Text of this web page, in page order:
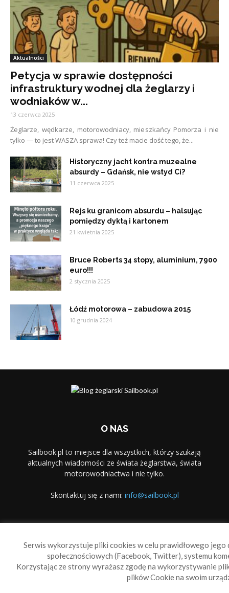
Aktualności
Petycja w sprawie dostępności
infrastruktury wodnej dla żeglarzy i
wodniaków w...
13 czerwca 2025
Żeglarze, wędkarze, motorowodniacy, mieszkańcy Pomorza i nie
tylko — to jest WASZA sprawa! Czy też macie dość tego, że...
Historyczny jacht kontra muzealne
absurdy – Gdańsk, nie wstyd Ci?
11 czerwca 2025
Rejs ku granicom absurdu – halsując
pomiędzy dyktą i kartonem
21 kwietnia 2025
Bruce Roberts 34 stopy, aluminium, 7900
euro!!!
2 stycznia 2025
Łódź motorowa – zabudowa 2015
10 grudnia 2024
O NAS
Sailbook.pl to miejsce dla wszystkich, którzy szukają
aktualnych wiadomości ze świata żeglarstwa, świata
motorowodniactwa i nie tylko.
Skontaktuj się z nami: info@sailbook.pl
Serwis wykorzystuje pliki cookies w celu prawidłowego
społecznościowych (Facebook, Twitter), systemu
Korzystając ze strony wyrażasz zgodę na wykorzystywanie
plików Cookie na swoim